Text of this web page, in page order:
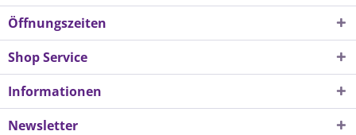
Öffnungszeiten
Shop Service
Informationen
Newsletter